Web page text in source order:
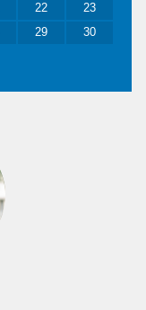
22
23
29
30